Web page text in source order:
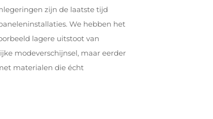
zijn de laatste tijd
We hebben het
lagere uitstoot van
modeverschijnsel, maar eerder
materialen die écht